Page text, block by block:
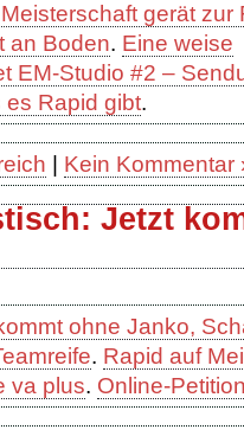
gerät zur
an Boden. Eine weise
EM-Studio #2 –
Rapid gibt.
Kein Kommentar
Jetzt
ohne Janko,
. Rapid auf
va plus. Online-